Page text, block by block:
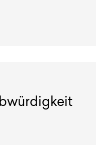
wie offline.